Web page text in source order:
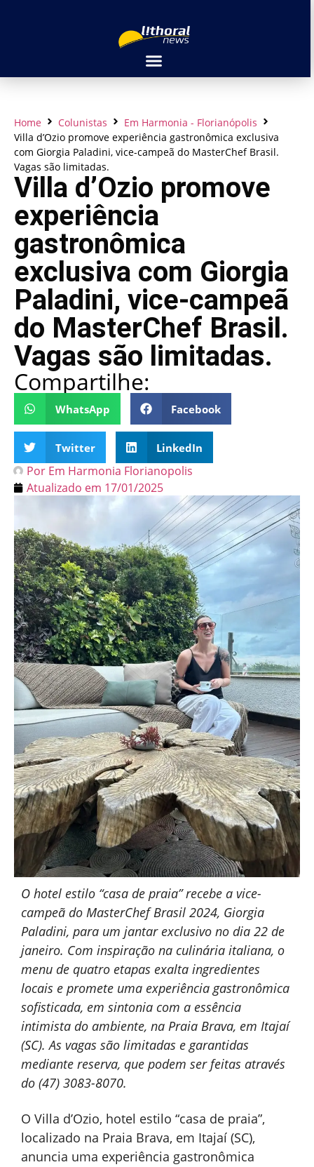
Home Colunistas
Em Harmonia - Florianópolis
Villa d’Ozio promove experiência gastronômica exclusiva
com Giorgia Paladini, vice-campeã do MasterChef Brasil.
Vagas são limitadas.
Villa d’Ozio promove
experiência
gastronômica
exclusiva com Giorgia
Paladini, vice-campeã
do MasterChef Brasil.
Vagas são limitadas.
Compartilhe:
WhatsApp Facebook
Twitter LinkedIn
Por Em Harmonia Florianopolis
Atualizado em 17/01/2025
O hotel estilo “casa de praia” recebe a vice-
campeã do MasterChef Brasil 2024, Giorgia
Paladini, para um jantar exclusivo no dia 22 de
janeiro. Com inspiração na culinária italiana, o
menu de quatro etapas exalta ingredientes
locais e promete uma experiência gastronômica
sofisticada, em sintonia com a essência
intimista do ambiente, na Praia Brava, em Itajaí
(SC). As vagas são limitadas e garantidas
mediante reserva, que podem ser feitas através
do (47) 3083-8070.
O Villa d’Ozio, hotel estilo “casa de praia”,
localizado na Praia Brava, em Itajaí (SC),
anuncia uma experiência gastronômica